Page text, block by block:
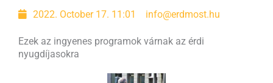
2022. October 17. 11:01 info@erdmost.hu
Ezek az ingyenes programok várnak az érdi
nyugdíjasokra